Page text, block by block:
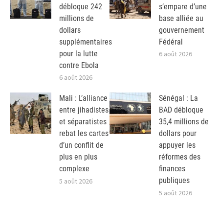
débloque 242
millions de
dollars
supplémentaires
pour la lutte
contre Ebola
6 août 2026
s’empare d’une
base alliée au
gouvernement
Fédéral
6 août 2026
Mali : L’alliance
entre jihadistes
et séparatistes
rebat les cartes
d’un conflit de
plus en plus
complexe
5 août 2026
Sénégal : La
BAD débloque
35,4 millions de
dollars pour
appuyer les
réformes des
finances
publiques
5 août 2026